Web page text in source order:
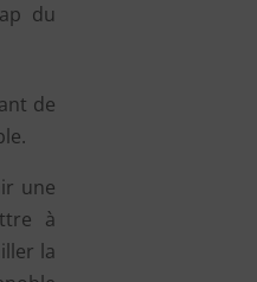
du
de
une
à
la